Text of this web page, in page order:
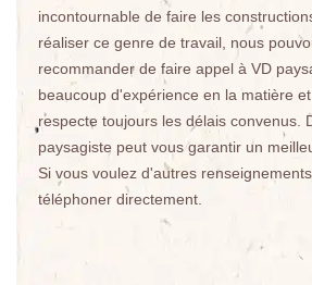
incontournable de faire les
réaliser ce genre de travail, nous
recommander de faire appel à VD
beaucoup d'expérience en la matière
respecte toujours les délais convenus.
paysagiste peut vous garantir un
Si vous voulez d'autres
téléphoner directement.